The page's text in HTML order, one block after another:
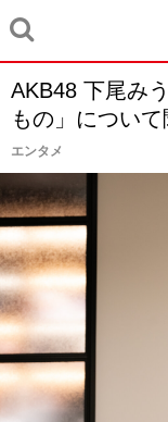
AKB48 下尾み
もの」について
エンタメ